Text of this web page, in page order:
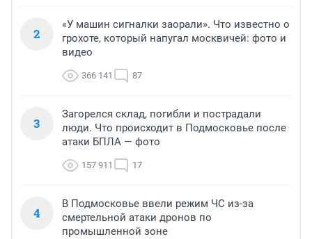
2
«У машин сигналки заорали». Что известно о
грохоте, который напугал москвичей: фото и
видео
366 141 87
3
Загорелся склад, погибли и пострадали
люди. Что происходит в Подмосковье после
атаки БПЛА — фото
157 911 17
4
В Подмосковье ввели режим ЧС из-за
смертельной атаки дронов по
промышленной зоне